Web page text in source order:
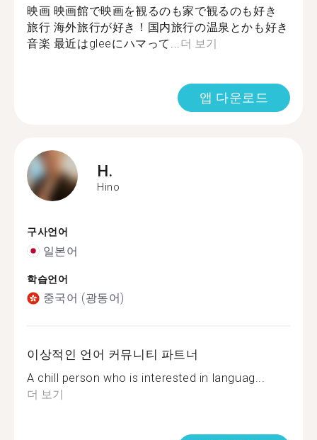
映画 映画館で映画を観るのも家で観るのも好き
旅行 海外旅行が好き！国内旅行の温泉とかも好き
音楽 最近はgleeにハマって...더 보기
앱 다운로드
H.
Hino
구사언어
일본어
학습언어
중국어 (광동어)
이상적인 언어 커뮤니티 파트너
A chill person who is interested in languag...
더 보기